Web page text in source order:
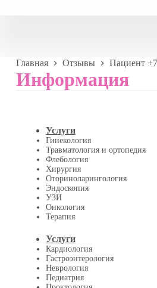
Главная Отзывы Пациент
Информация
Услуги
Гинекология
Травматология и ортопедия
Флебология
Хирургия
Оториноларингология
Эндоскопия
УЗИ
Онкология
Терапия
Услуги
Кардиология
Гастроэнтерология
Неврология
Педиатрия